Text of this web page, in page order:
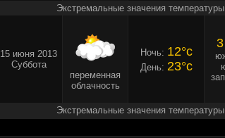
Экстремальные значения
15 июня 2013
Суббота
переменная
облачность
Ночь: 12°c
День: 23°c
Экстремальные значения